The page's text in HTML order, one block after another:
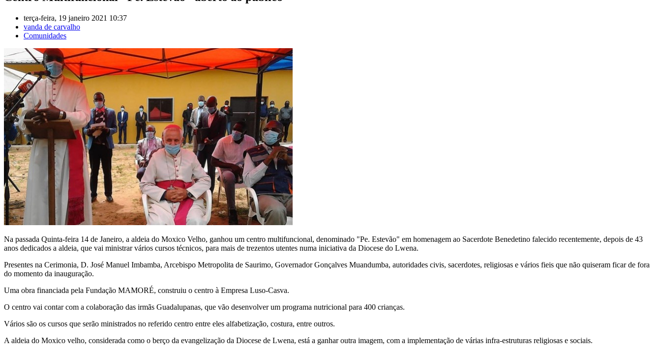
terça-feira, 19 janeiro 2021 10:37
vanda de carvalho
Comunidades
Na passada Quinta-feira 14 de Janeiro, a aldeia do Moxico Velho, ganhou um centro multifuncional, denominado "Pe. Estevão" em homenagem ao Sacerdote Benedetino falecido recentemente, depois de 43
anos dedicados a aldeia, que vai ministrar vários cursos técnicos, para mais de trezentos utentes numa iniciativa da Diocese do Lwena.
Presentes na Cerimonia, D. José Manuel Imbamba, Arcebispo Metropolita de Saurimo, Governador Gonçalves Muandumba, autoridades civis, sacerdotes, religiosas e vários fieis que não quiseram ficar de fora
do momento da inauguração.
Uma obra financiada pela Fundação MAMORÉ, construiu o centro à Empresa Luso-Casva.
O centro vai contar com a colaboração das irmãs Guadalupanas, que vão desenvolver um programa nutricional para 400 crianças.
Vários são os cursos que serão ministrados no referido centro entre eles alfabetização, costura, entre outros.
A aldeia do Moxico velho, considerada como o berço da evangelização da Diocese de Lwena, está a ganhar outra imagem, com a implementação de várias infra-estruturas religiosas e sociais.